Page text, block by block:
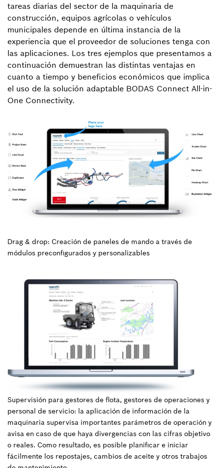
tareas diarias del sector de la maquinaria de
construcción, equipos agrícolas o vehículos
municipales depende en última instancia de la
experiencia que el proveedor de soluciones tenga con
las aplicaciones. Los tres ejemplos que presentamos a
continuación demuestran las distintas ventajas en
cuanto a tiempo y beneficios económicos que implica
el uso de la solución adaptable BODAS Connect All-in-
One Connectivity.
Drag & drop: Creación de paneles de mando a través de
módulos preconfigurados y personalizables
Supervisión para gestores de flota, gestores de operaciones y
personal de servicio: la aplicación de información de la
maquinaria supervisa importantes parámetros de operación y
avisa en caso de que haya divergencias con las cifras objetivo
o reales. Como resultado, es posible planificar e iniciar
fácilmente los repostajes, cambios de aceite y otros trabajos